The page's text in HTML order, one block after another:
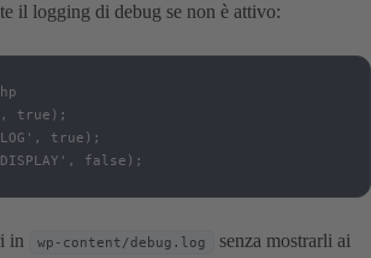
il logging di debug se non è attivo:
true);
true);
false);
in wp-content/debug.log
senza mostrarli ai